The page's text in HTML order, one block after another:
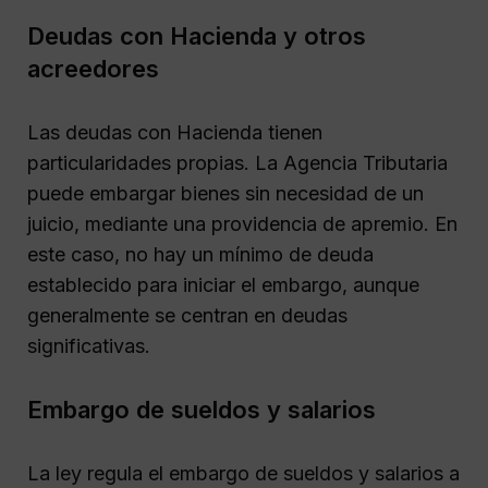
Deudas con Hacienda y otros
acreedores
Las deudas con Hacienda tienen
particularidades propias. La Agencia Tributaria
puede embargar bienes sin necesidad de un
juicio, mediante una providencia de apremio. En
este caso, no hay un mínimo de deuda
establecido para iniciar el embargo, aunque
generalmente se centran en deudas
significativas.
Embargo de sueldos y salarios
La ley regula el embargo de sueldos y salarios a